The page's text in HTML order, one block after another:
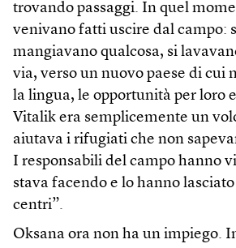
trovando passaggi. In quel
venivano fatti uscire dal campo:
mangiavano qualcosa, si
via, verso un nuovo paese di cui
la lingua, le opportunità per loro
Vitalik era semplicemente un
aiutava i rifugiati che non
I responsabili del campo hanno
stava facendo e lo hanno
centri”.
Oksana ora non ha un impiego.